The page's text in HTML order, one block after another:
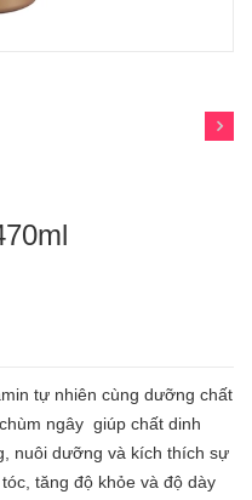
tự nhiên cùng dưỡng chất
ngây giúp chất dinh
nuôi dưỡng và kích thích sự
tăng độ khỏe và độ dày